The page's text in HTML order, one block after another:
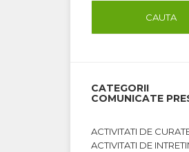
CATEGORII
COMUNICATE
ACTIVITATI DE
ACTIVITATI DE